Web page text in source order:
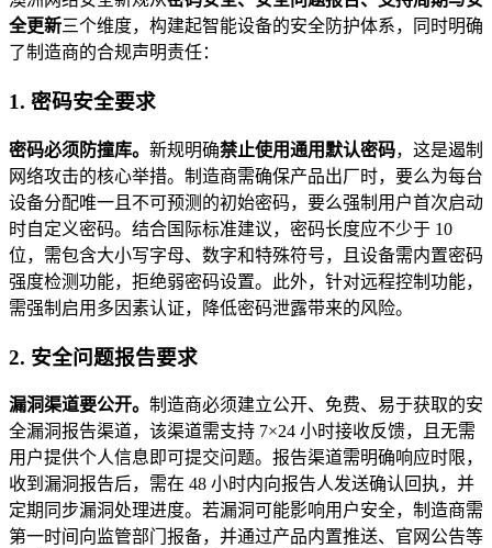
全更新三个维度，构建起智能设备的安全防护体系，同时明确
了制造商的合规声明责任：
1. 密码安全要求
密码必须防撞库。 新规明确禁止使用通用默认密码，这是遏制
网络攻击的核心举措。制造商需确保产品出厂时，要么为每台
设备分配唯一且不可预测的初始密码，要么强制用户首次启动
时自定义密码。结合国际标准建议，密码长度应不少于 10
位，需包含大小写字母、数字和特殊符号，且设备需内置密码
强度检测功能，拒绝弱密码设置。此外，针对远程控制功能，
需强制启用多因素认证，降低密码泄露带来的风险。
2. 安全问题报告要求
漏洞渠道要公开。 制造商必须建立公开、免费、易于获取的安
全漏洞报告渠道，该渠道需支持 7×24 小时接收反馈，且无需
用户提供个人信息即可提交问题。报告渠道需明确响应时限，
收到漏洞报告后，需在 48 小时内向报告人发送确认回执，并
定期同步漏洞处理进度。若漏洞可能影响用户安全，制造商需
第一时间向监管部门报备，并通过产品内置推送、官网公告等